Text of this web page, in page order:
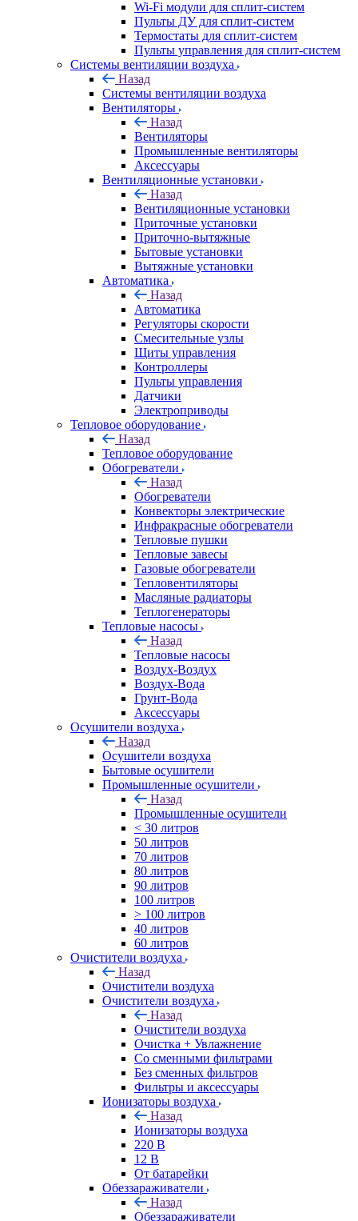
Wi-Fi модули для сплит-систем
Пульты ДУ для сплит-систем
Термостаты для сплит-систем
Пульты управления для сплит-систем
Системы вентиляции воздуха
Назад
Системы вентиляции воздуха
Вентиляторы
Назад
Вентиляторы
Промышленные вентиляторы
Аксессуары
Вентиляционные установки
Назад
Вентиляционные установки
Приточные установки
Приточно-вытяжные
Бытовые установки
Вытяжные установки
Автоматика
Назад
Автоматика
Регуляторы скорости
Смесительные узлы
Щиты управления
Контроллеры
Пульты управления
Датчики
Электроприводы
Тепловое оборудование
Назад
Тепловое оборудование
Обогреватели
Назад
Обогреватели
Конвекторы электрические
Инфракрасные обогреватели
Тепловые пушки
Тепловые завесы
Газовые обогреватели
Тепловентиляторы
Масляные радиаторы
Теплогенераторы
Тепловые насосы
Назад
Тепловые насосы
Воздух-Воздух
Воздух-Вода
Грунт-Вода
Аксессуары
Осушители воздуха
Назад
Осушители воздуха
Бытовые осушители
Промышленные осушители
Назад
Промышленные осушители
< 30 литров
50 литров
70 литров
80 литров
90 литров
100 литров
> 100 литров
40 литров
60 литров
Очистители воздуха
Назад
Очистители воздуха
Очистители воздуха
Назад
Очистители воздуха
Очистка + Увлажнение
Cо сменными фильтрами
Без сменных фильтров
Фильтры и аксессуары
Ионизаторы воздуха
Назад
Ионизаторы воздуха
220 В
12 В
От батарейки
Обеззараживатели
Назад
Обеззараживатели